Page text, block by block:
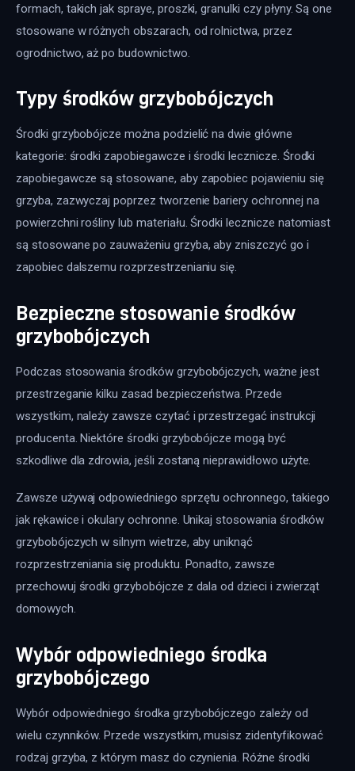
formach, takich jak spraye, proszki, granulki czy płyny. Są one
stosowane w różnych obszarach, od rolnictwa, przez
ogrodnictwo, aż po budownictwo.
Typy środków grzybobójczych
Środki grzybobójcze można podzielić na dwie główne
kategorie: środki zapobiegawcze i środki lecznicze. Środki
zapobiegawcze są stosowane, aby zapobiec pojawieniu się
grzyba, zazwyczaj poprzez tworzenie bariery ochronnej na
powierzchni rośliny lub materiału. Środki lecznicze natomiast
są stosowane po zauważeniu grzyba, aby zniszczyć go i
zapobiec dalszemu rozprzestrzenianiu się.
Bezpieczne stosowanie środków
grzybobójczych
Podczas stosowania środków grzybobójczych, ważne jest
przestrzeganie kilku zasad bezpieczeństwa. Przede
wszystkim, należy zawsze czytać i przestrzegać instrukcji
producenta. Niektóre środki grzybobójcze mogą być
szkodliwe dla zdrowia, jeśli zostaną nieprawidłowo użyte.
Zawsze używaj odpowiedniego sprzętu ochronnego, takiego
jak rękawice i okulary ochronne. Unikaj stosowania środków
grzybobójczych w silnym wietrze, aby uniknąć
rozprzestrzeniania się produktu. Ponadto, zawsze
przechowuj środki grzybobójcze z dala od dzieci i zwierząt
domowych.
Wybór odpowiedniego środka
grzybobójczego
Wybór odpowiedniego środka grzybobójczego zależy od
wielu czynników. Przede wszystkim, musisz zidentyfikować
rodzaj grzyba, z którym masz do czynienia. Różne środki